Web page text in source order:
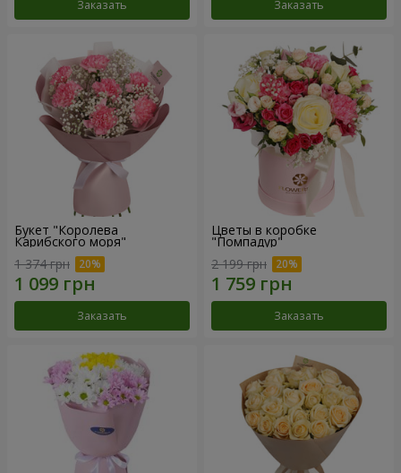
Заказать Заказать
Букет "Королева
Карибского моря"
1 374 грн
Заказать
Цветы в коробке
"Помпадур"
2 199 грн
Заказать